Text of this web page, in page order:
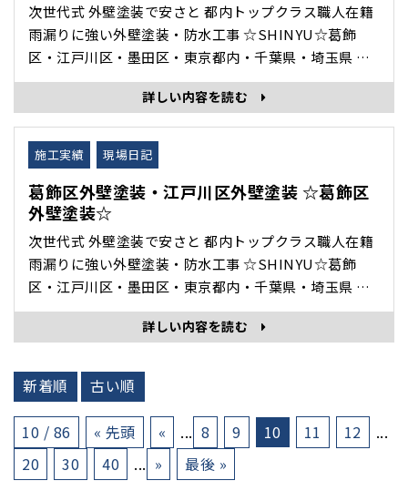
次世代式 外壁塗装で安さと 都内トップクラス職人在籍
雨漏りに強い外壁塗装・防水工事 ☆SHINYU☆葛飾
区・江戸川区・墨田区・東京都内・千葉県・埼玉県 を
中心に 外壁塗装・雨漏り修理・防水工事・住宅修理 専
門の 株式会社眞友 の 現場日記 施工完了 をホームペー
ジブログでご紹介いたします。 施工前 5mm以上のひび
割れの箇所にサンダーでVカットします。 プライマ
ー･･･
詳しい内容を読む
施工実績 現場日記
葛飾区外壁塗装・江戸川区外壁塗装 ☆葛飾区
外壁塗装☆
次世代式 外壁塗装で安さと 都内トップクラス職人在籍
雨漏りに強い外壁塗装・防水工事 ☆SHINYU☆葛飾
区・江戸川区・墨田区・東京都内・千葉県・埼玉県 を
中心に 外壁塗装・雨漏り修理・防水工事・住宅修理 専
門の 株式会社眞友 の 現場日記 施工完了 をホームペー
詳しい内容を読む
新着順 古い順
10 / 86 « 先頭 « ... 8 9 10 11 12
...
20
30 40 ... » 最後 »